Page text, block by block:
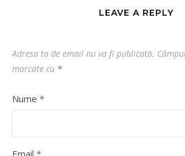
LEAVE A REPLY
Adresa ta de email nu va fi publicată.
marcate cu *
Nume *
Email *